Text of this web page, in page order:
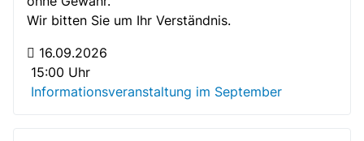
Wir bitten Sie um Ihr Verständnis.
16.09.2026
15:00 Uhr
Informationsveranstaltung im September